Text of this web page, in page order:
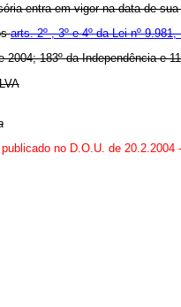
entra em vigor na data de
arts. 2º , 3º e 4º da Lei nº
183º da Independência e
no D.O.U. de 20.2.2004